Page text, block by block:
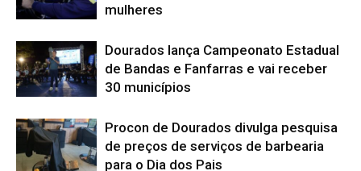
mulheres
Dourados lança Campeonato Estadual
de Bandas e Fanfarras e vai receber
30 municípios
Procon de Dourados divulga pesquisa
de preços de serviços de barbearia
para o Dia dos Pais